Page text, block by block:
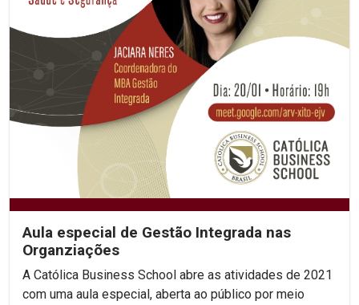
Aula especial de Gestão Integrada nas
Organziações
A Católica Business School abre as atividades de 2021
com uma aula especial, aberta ao público por meio